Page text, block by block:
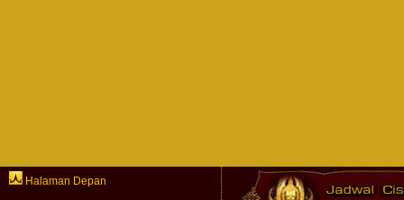
Halaman Depan